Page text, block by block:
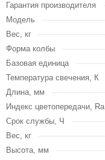
Гарантия производителя
Модель
Вес, кг
Форма колбы
Базовая единица
Температура свечения, К
Длина, мм
Индекс цветопередачи, Ra
Срок службы, Ч
Вес, кг
Высота, мм